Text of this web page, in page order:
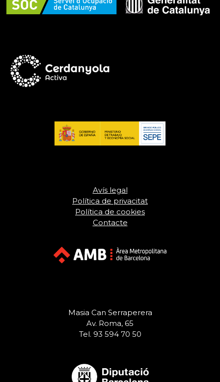
Avís legal
Política de privacitat
Política de cookies
Contacte
Masia Can Serraperera
Av. Roma, 65
Tel. 93 594 70 50